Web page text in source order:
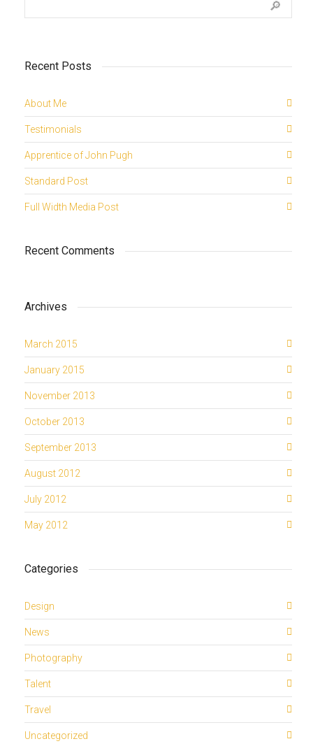
Recent Posts
About Me
Testimonials
Apprentice of John Pugh
Standard Post
Full Width Media Post
Recent Comments
Archives
March 2015
January 2015
November 2013
October 2013
September 2013
August 2012
July 2012
May 2012
Categories
Design
News
Photography
Talent
Travel
Uncategorized